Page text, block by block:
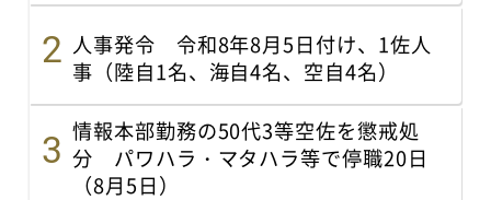
人事発令 令和8年8月5日付け、1佐人
事（陸自1名、海自4名、空自4名）
情報本部勤務の50代3等空佐を懲戒処
分 パワハラ・マタハラ等で停職20日
（8月5日）